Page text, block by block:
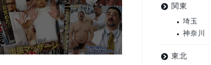
関東
埼玉
神奈川
東北